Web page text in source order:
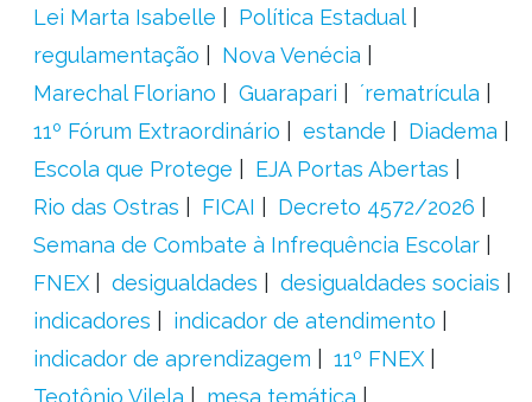
Lei Marta Isabelle
Política Estadual
regulamentação
Nova Venécia
Marechal Floriano
Guarapari
´rematrícula
11º Fórum Extraordinário
estande
Diadema
Escola que Protege
EJA Portas Abertas
Rio das Ostras
FICAI
Decreto 4572/2026
Semana de Combate à Infrequência Escolar
FNEX
desigualdades
desigualdades sociais
indicadores
indicador de atendimento
indicador de aprendizagem
11º FNEX
Teotônio Vilela
mesa temática